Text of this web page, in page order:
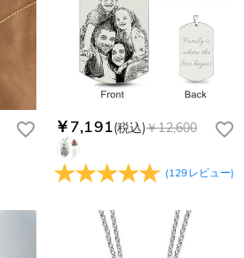
￥7,191(税込)￥12,600
(129レビュー)